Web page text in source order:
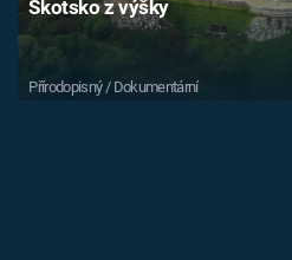
Skotsko z výšky
Přírodopisný / Dokumentární